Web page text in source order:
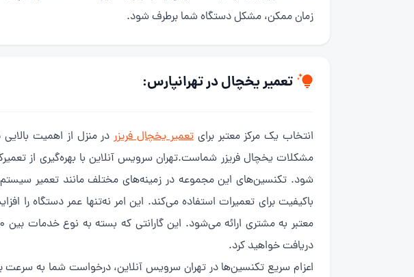
زمان ممکن، مشکل دستگاه شما برطرف شود.
تعمیر یخچال در تهرانپارس:
انتخاب یک مرکز معتبر برایتعمیر یخچال فریزردر منزل از اهمیت بالایی
مشکلات یخچال فریزر شماست.تهران سرویس آنلاین با بهره‌گیری از
شود. تکنسین‌های این مجموعه در زمینه‌های مختلف مانند تعمیر
باکیفیت برای تعمیرات استفاده می‌کند. این امر نه‌تنها عمر دستگاه را
دریافت خواهید کرد.
اعزام سریع تکنسین‌ها در تهران سرویس آنلاین، درخواست شما به